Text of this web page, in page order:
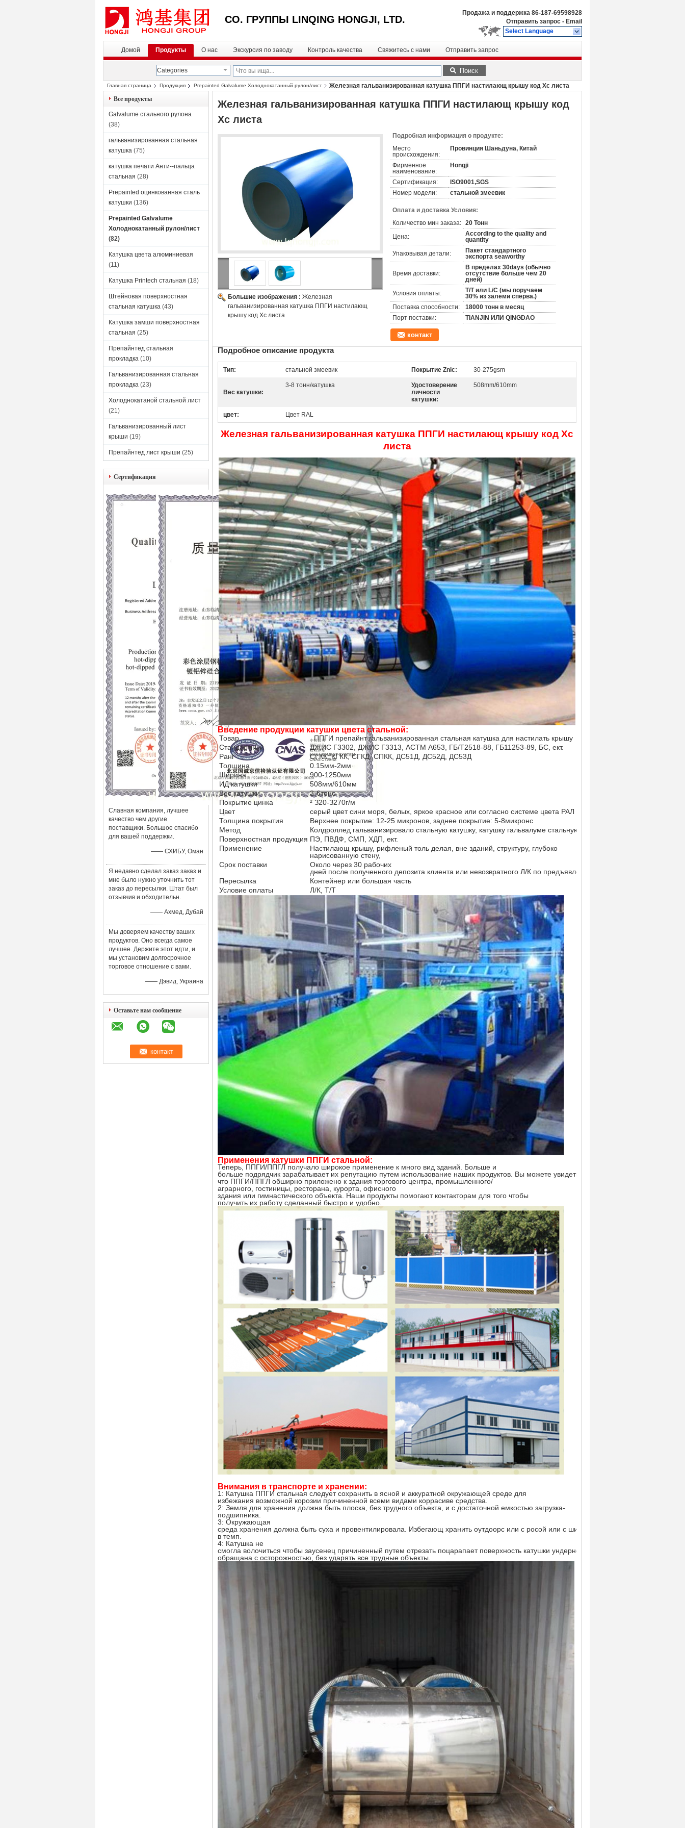
Оставьте сообщение
Мы скоро тебе перезвоним!
Отправить
CO. ГРУППЫ LINQING HONGJI, LTD.
Продажа и поддержка 86-187-69598928
Отправить запрос - Email
Select Language
Домой Продукты О нас Экскурсия по заводу Контроль качества Свяжитесь с нами Отправить запрос
Categories Поиск
Главная страница Продукция Prepainted Galvalume Холоднокатанный рулон/лист
Железная гальванизированная катушка ППГИ настилающ крышу код Хс листа
Все продукты
Galvalume стального рулона
(38)
гальванизированная стальная
катушка (75)
катушка печати Анти--пальца
стальная (28)
Prepainted оцинкованная сталь
катушки (136)
Prepainted Galvalume
Холоднокатанный рулон/лист
(82)
Катушка цвета алюминиевая
(11)
Катушка Printech стальная (18)
Штейновая поверхностная
стальная катушка (43)
Катушка замши поверхностная
стальная (25)
Препайнтед стальная
прокладка (10)
Гальванизированная стальная
прокладка (23)
Холоднокатаной стальной лист
(21)
Гальванизированный лист
крыши (19)
Препайнтед лист крыши (25)
Сертификация
Славная компания, лучшее
качество чем другие
поставщики. Большое спасибо
для вашей поддержки.
—— СХИБУ, Оман
Я недавно сделал заказ заказ и
мне было нужно уточнить тот
заказ до пересылки. Штат был
отзывчив и обходительн.
—— Ахмед, Дубай
Мы доверяем качеству ваших
продуктов. Оно всегда самое
лучшее. Держите этот идти, и
мы установим долгосрочное
торговое отношение с вами.
—— Дэвид, Украина
Оставьте нам сообщение
Железная гальванизированная катушка ППГИ настилающ крышу код
Хс листа
Большие изображения : Железная
гальванизированная катушка ППГИ настилающ
крышу код Хс листа
Подробная информация о продукте:
Место
происхождения:
Провинция Шаньдуна, Китай
Фирменное
наименование:
Hongji
Сертификация:
ISO9001,SGS
Номер модели:
стальной змеевик
Оплата и доставка Условия:
Количество мин заказа: 20 Тонн
Цена:
According to the quality and
quantity
Упаковывая детали:
Пакет стандартного
экспорта seaworthy
Время доставки:
В пределах 30days (обычно
отсутствие больше чем 20
дней)
Условия оплаты:
T/T или L/C (мы поручаем
30% из залеми сперва.)
Поставка способности:
18000 тонн в месяц
Порт поставки:
TIANJIN ИЛИ QINGDAO
контакт
Подробное описание продукта
Тип: стальной змеевик Покрытие Znic: 30-275gsm
Вес катушки:
3-8 тонн/катушка
Удостоверение
личности
катушки:
508mm/610mm
цвет: Цвет RAL
Железная гальванизированная катушка ППГИ настилающ крышу код Хс
листа
Введение продукции катушки цвета стальной:
Товар
ППГИ препайнт гальванизированная стальная катушка для настилать крышу
Стандартный
ДЖИС Г3302, ДЖИС Г3313, АСТМ А653, ГБ/Т2518-88, ГБ11253-89, БС, ект.
Ранг
СГКК, КГКК, СГКД, СПКК, ДС51Д, ДС52Д, ДС53Д
Толщина
0.15мм-2мм
Ширина
900-1250мм
ИД катушки
508мм/610мм
Вес катушки
3-6тонс
Покрытие цинка
² З20-З270г/м
Цвет
серый цвет сини моря, белых, яркое красное или согласно системе цвета РАЛ
Толщина покрытия
Верхнее покрытие: 12-25 микронов, заднее покрытие: 5-8микронс
Метод
Колдроллед гальванизировало стальную катушку, катушку гальвалуме стальную
Поверхностная продукция ПЭ, ПВДФ, СМП, ХДП, ект.
Применение
Настилающ крышу, рифленый толь делая, вне зданий, структуру, глубоко
нарисованную стену,
Срок поставки
Около через 30 рабочих
дней после полученного депозита клиента или невозвратного Л/К по предъявлении
Пересылка
Контейнер или большая часть
Условие оплаты
Л/К, Т/Т
Применения катушки ППГИ стальной:
Теперь, ППГИ/ППГЛ получало широкое применение к много вид зданий. Больше и
больше подрядчик зарабатывает их репутацию путем использование наших продуктов. Вы можете увидеть
что ППГИ/ППГЛ обширно приложено к здания торгового центра, промышленного/
аграрного, гостиницы, ресторана, курорта, офисного
здания или гимнастического объекта. Наши продукты помогают контакторам для того чтобы
получить их работу сделанный быстро и удобно.
Внимания в транспорте и хранении:
1: Катушка ППГИ стальная следует сохранить в ясной и аккуратной окружающей среде для
избежания возможной корозии причиненной всеми видами коррасиве средства.
2: Земля для хранения должна быть плоска, без трудного объекта, и с достаточной емкостью загрузка-
подшипника.
3: Окружающая
среда хранения должна быть суха и провентилировала. Избегающ хранить оутдоорс или с росой или с широкой разницой
в темп.
4: Катушка не
смогла волочиться чтобы заусенец причиненный путем отрезать поцарапает поверхность катушки ундернеатх. Катушка должна быть
обращана с осторожностью, без ударять все трудные объекты.